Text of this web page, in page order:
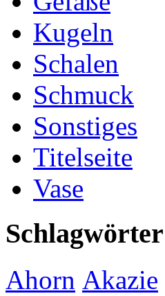
Kugeln
Schalen
Schmuck
Sonstiges
Titelseite
Vase
Schlagwörter
Ahorn Akazie